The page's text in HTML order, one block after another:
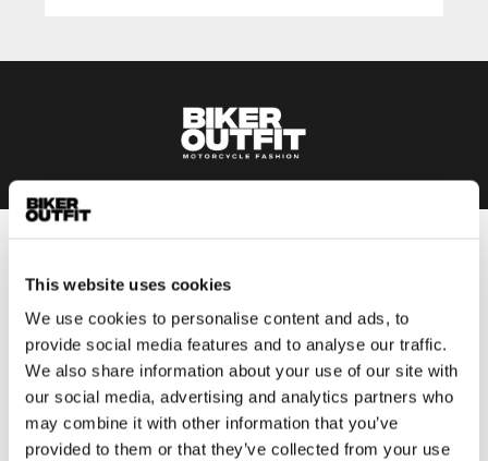
This website uses cookies
We use cookies to personalise content and ads, to
provide social media features and to analyse our traffic.
We also share information about your use of our site with
our social media, advertising and analytics partners who
may combine it with other information that you’ve
provided to them or that they’ve collected from your use
Motorkleding heren
Motorjas heren
Motorbroek heren
Motorjeans heren
Motorhoodie heren